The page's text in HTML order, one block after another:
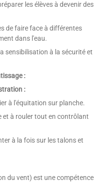
les élèves à devenir des
de faire face à différentes
dans l'eau.
sensibilisation à la sécurité et
:
:
à l'équitation sur planche.
et à rouler tout en contrôlant
à la fois sur les talons et
du vent) est une compétence